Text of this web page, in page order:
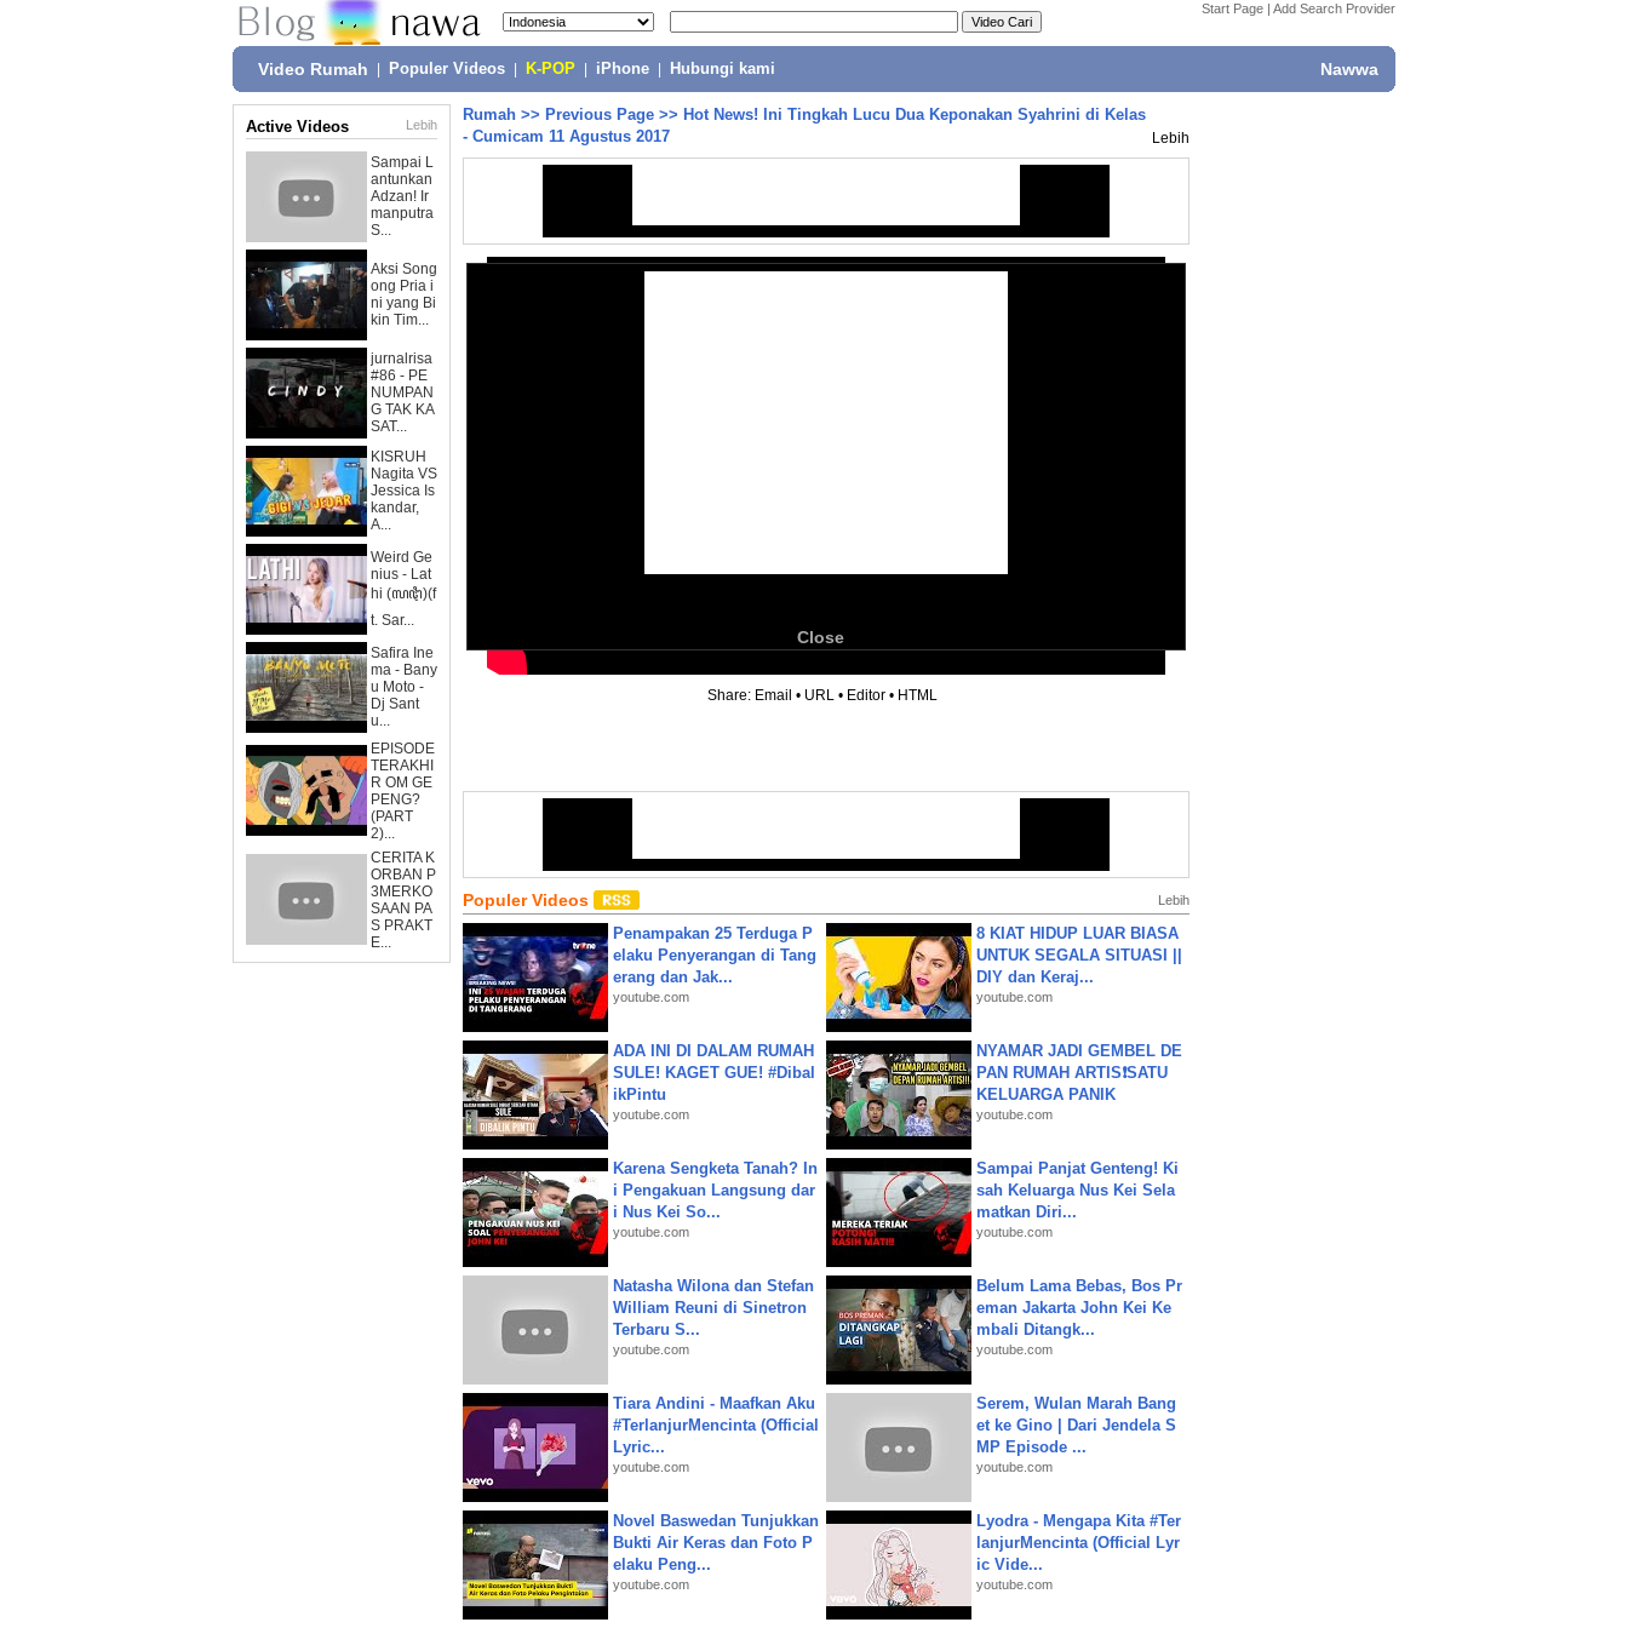
Start Page | Add Search Provider
Video Rumah Populer Videos K-POP iPhone Hubungi kami Nawwa
Active Videos Lebih
Sampai L
antunkan
Adzan! Ir
manputra
S...
Aksi Song
ong Pria i
ni yang Bi
kin Tim...
jurnalrisa
#86 - PE
NUMPAN
G TAK KA
SAT...
KISRUH
Nagita VS
Jessica Is
kandar,
A...
Weird Ge
nius - Lat
hi (ꦭꦛꦶ)(f
t. Sar...
Safira Ine
ma - Bany
u Moto -
Dj Sant
u...
EPISODE
TERAKHI
R OM GE
PENG?
(PART
2)...
CERITA K
ORBAN P
3MERKO
SAAN PA
S PRAKT
E...
Rumah >> Previous Page >> Hot News! Ini Tingkah Lucu Dua Keponakan Syahrini di Kelas
- Cumicam 11 Agustus 2017
Lebih
Close
Share: Email • URL • Editor • HTML
Populer Videos Lebih
Penampakan 25 Terduga P
elaku Penyerangan di Tang
erang dan Jak...
youtube.com
8 KIAT HIDUP LUAR BIASA
UNTUK SEGALA SITUASI ||
DIY dan Keraj...
youtube.com
ADA INI DI DALAM RUMAH
SULE! KAGET GUE! #Dibal
ikPintu
youtube.com
NYAMAR JADI GEMBEL DE
PAN RUMAH ARTIS❗SATU
KELUARGA PANIK
youtube.com
Karena Sengketa Tanah? In
i Pengakuan Langsung dar
i Nus Kei So...
youtube.com
Sampai Panjat Genteng! Ki
sah Keluarga Nus Kei Sela
matkan Diri...
youtube.com
Natasha Wilona dan Stefan
William Reuni di Sinetron
Terbaru S...
youtube.com
Belum Lama Bebas, Bos Pr
eman Jakarta John Kei Ke
mbali Ditangk...
youtube.com
Tiara Andini - Maafkan Aku
#TerlanjurMencinta (Official
Lyric...
youtube.com
Serem, Wulan Marah Bang
et ke Gino | Dari Jendela S
MP Episode ...
youtube.com
Novel Baswedan Tunjukkan
Bukti Air Keras dan Foto P
elaku Peng...
youtube.com
Lyodra - Mengapa Kita #Ter
lanjurMencinta (Official Lyr
ic Vide...
youtube.com